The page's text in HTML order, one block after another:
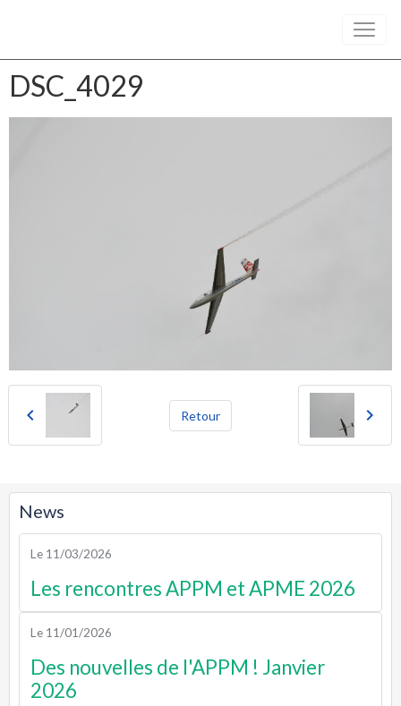
DSC_4029
Retour
News
Le 11/03/2026
Les rencontres APPM et APME 2026
Le 11/01/2026
Des nouvelles de l'APPM ! Janvier
2026